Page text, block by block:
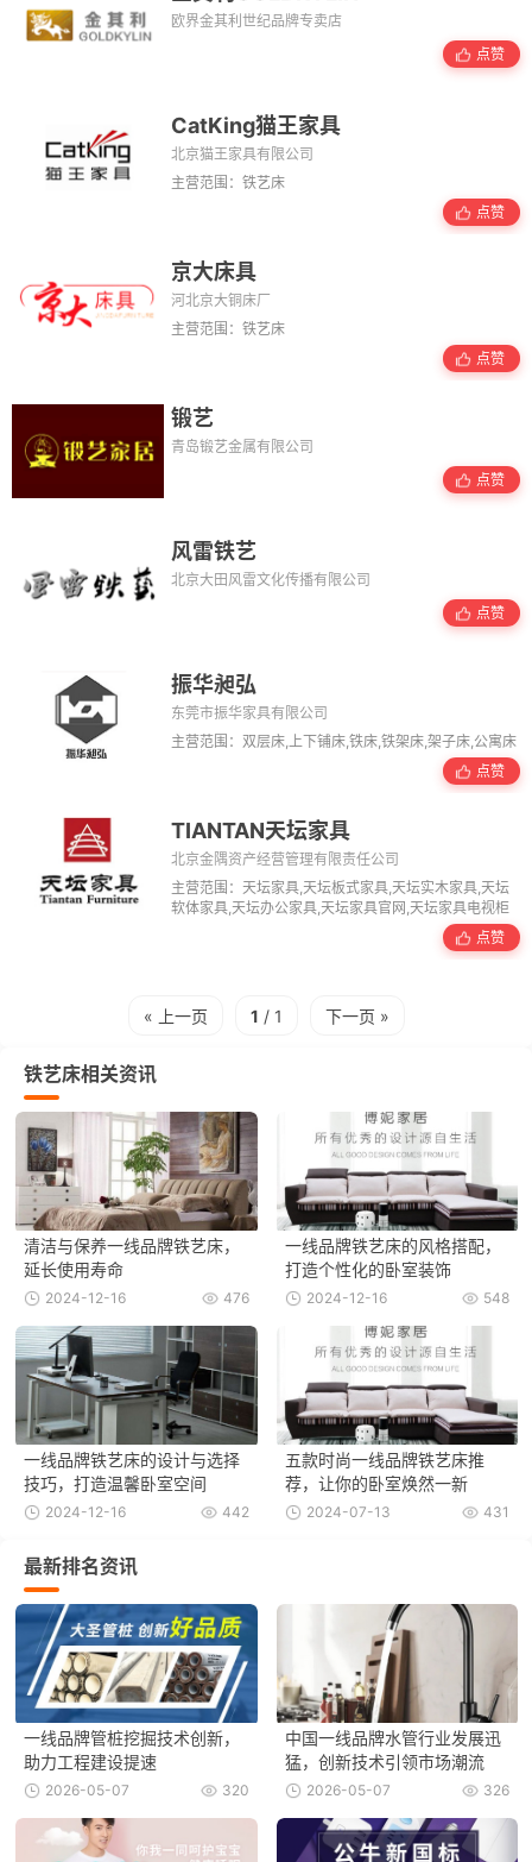
欧界金其利世纪品牌专卖店
点赞
CatKing猫王家具
北京猫王家具有限公司
主营范围：铁艺床
点赞
京大床具
河北京大铜床厂
主营范围：铁艺床
点赞
锻艺
青岛锻艺金属有限公司
点赞
风雷铁艺
北京大田风雷文化传播有限公司
点赞
振华昶弘
东莞市振华家具有限公司
主营范围：双层床,上下铺床,铁床,铁架床,架子床,公寓床
点赞
TIANTAN天坛家具
北京金隅资产经营管理有限责任公司
主营范围：天坛家具,天坛板式家具,天坛实木家具,天坛
软体家具,天坛办公家具,天坛家具官网,天坛家具电视柜
点赞
« 上一页 1 / 1 下一页 »
铁艺床相关资讯
清洁与保养一线品牌铁艺床，
延长使用寿命
476
2024-12-16
一线品牌铁艺床的风格搭配，
打造个性化的卧室装饰
548
2024-12-16
一线品牌铁艺床的设计与选择
技巧，打造温馨卧室空间
442
2024-12-16
五款时尚一线品牌铁艺床推
荐，让你的卧室焕然一新
431
2024-07-13
最新排名资讯
一线品牌管桩挖掘技术创新，
助力工程建设提速
320
2026-05-07
中国一线品牌水管行业发展迅
猛，创新技术引领市场潮流
326
2026-05-07